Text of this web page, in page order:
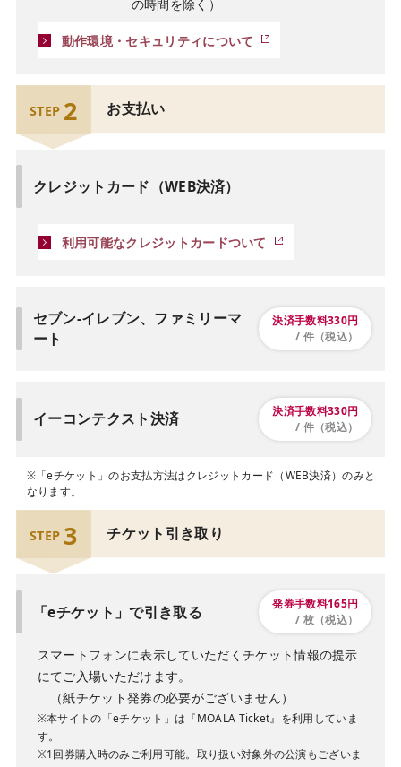
の時間を除く）
動作環境・セキュリティについて
STEP 2 お支払い
クレジットカード（WEB決済）
利用可能なクレジットカードついて
セブン-イレブン、ファミリーマ
ート
決済手数料330円
/ 件（税込）
イーコンテクスト決済
決済手数料330円
/ 件（税込）
※「eチケット」のお支払方法はクレジットカード（WEB決済）のみと
なります。
STEP 3 チケット引き取り
「eチケット」で引き取る
発券手数料165円
/ 枚（税込）
スマートフォンに表示していただくチケット情報の提示
にてご入場いただけます。
（紙チケット発券の必要がございません）
※本サイトの「eチケット」は『MOALA Ticket』を利用していま
す。
※1回券購入時のみご利用可能。取り扱い対象外の公演もございま